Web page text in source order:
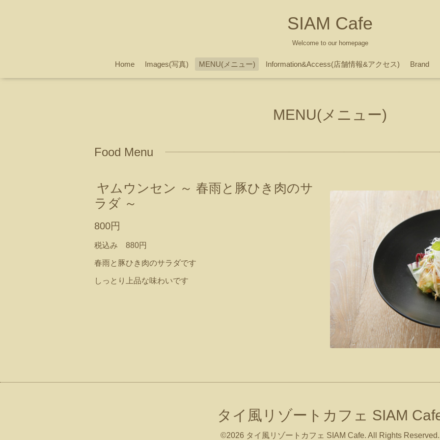
SIAM Cafe
Welcome to our homepage
Home Images(写真) MENU(メニュー) Information&Access(店舗情報&アクセス) Brand
MENU(メニュー)
Food Menu
ヤムウンセン ～ 春雨と豚ひき肉のサ
ラダ ～
800円
税込み 880円
春雨と豚ひき肉のサラダです
しっとり上品な味わいです
タイ風リゾートカフェ SIAM
©2026 タイ風リゾートカフェ SIAM Cafe. All Rights Reserved.